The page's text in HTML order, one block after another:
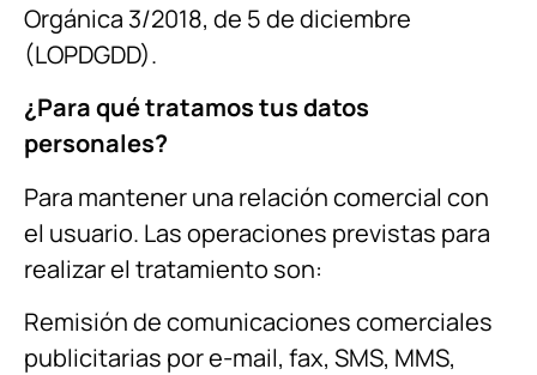
Orgánica 3/2018, de 5 de diciembre
(LOPDGDD).
¿Para qué tratamos tus datos
personales?
Para mantener una relación comercial con
el usuario. Las operaciones previstas para
realizar el tratamiento son:
Remisión de comunicaciones comerciales
publicitarias por e-mail, fax, SMS, MMS,